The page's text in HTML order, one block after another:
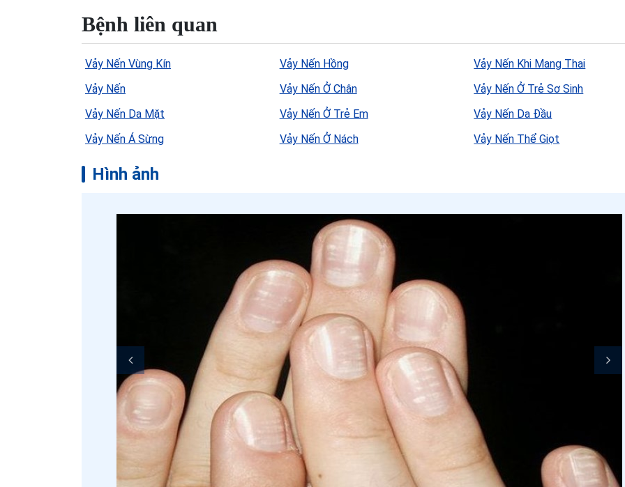
Bệnh liên quan
Vảy Nến Vùng Kín
Vảy Nến
Vảy Nến Da Mặt
Vảy Nến Á Sừng
Vảy Nến Hồng
Vảy Nến Ở Chân
Vảy Nến Ở Trẻ Em
Vảy Nến Ở Nách
Vảy Nến Khi Mang Thai
Vảy Nến Ở Trẻ Sơ Sinh
Vảy Nến Da Đầu
Vảy Nến Thể Giọt
Hình ảnh